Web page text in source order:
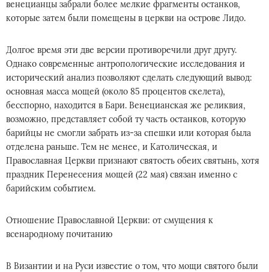
венецианцы забрали более мелкие фрагменты останков,
которые затем были помещены в церкви на острове Лидо.
Долгое время эти две версии противоречили друг другу.
Однако современные антропологические исследования и
исторический анализ позволяют сделать следующий вывод:
основная масса мощей (около 85 процентов скелета),
бесспорно, находится в Бари. Венецианская же реликвия,
возможно, представляет собой ту часть останков, которую
барийцы не смогли забрать из-за спешки или которая была
отделена раньше. Тем не менее, и Католическая, и
Православная Церкви признают святость обеих святынь, хотя
праздник Перенесения мощей (22 мая) связан именно с
барийским событием.
Отношение Православной Церкви: от смущения к
всенародному почитанию
В Византии и на Руси известие о том, что мощи святого были